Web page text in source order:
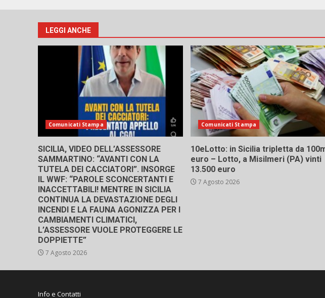
LEGGI ANCHE
Comunicati Stampa
SICILIA, VIDEO DELL’ASSESSORE
SAMMARTINO: “AVANTI CON LA
TUTELA DEI CACCIATORI”. INSORGE
IL WWF: “PAROLE SCONCERTANTI E
INACCETTABILI! MENTRE IN SICILIA
CONTINUA LA DEVASTAZIONE DEGLI
INCENDI E LA FAUNA AGONIZZA PER I
CAMBIAMENTI CLIMATICI,
L’ASSESSORE VUOLE PROTEGGERE LE
DOPPIETTE”
7 Agosto 2026
Comunicati Stampa
10eLotto: in Sicilia tripletta da
euro – Lotto, a Misilmeri (PA) vinti
13.500 euro
7 Agosto 2026
Info e Contatti